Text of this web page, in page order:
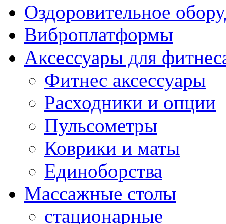
Оздоровительное
Виброплатформы
Аксессуары для
Фитнес аксессуары
Расходники и опции
Пульсометры
Коврики и маты
Единоборства
Массажные столы
стационарные